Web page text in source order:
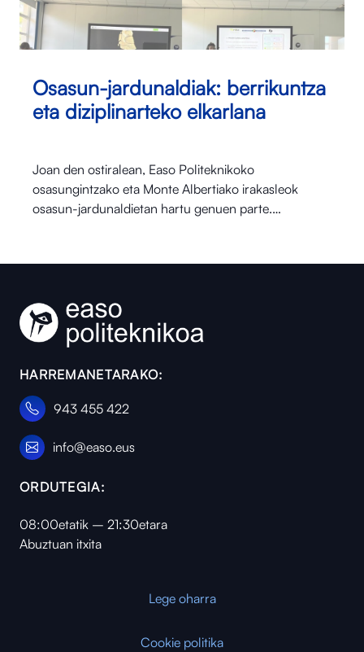
Osasun-jardunaldiak: berrikuntza
eta diziplinarteko elkarlana
Joan den ostiralean, Easo Politeknikoko
osasungintzako eta Monte Albertiako irakasleok
osasun-jardunaldietan hartu genuen parte.…
HARREMANETARAKO:
943 455 422
info@easo.eus
ORDUTEGIA:
08:00etatik – 21:30etara
Abuztuan itxita
Lege oharra
Cookie politika